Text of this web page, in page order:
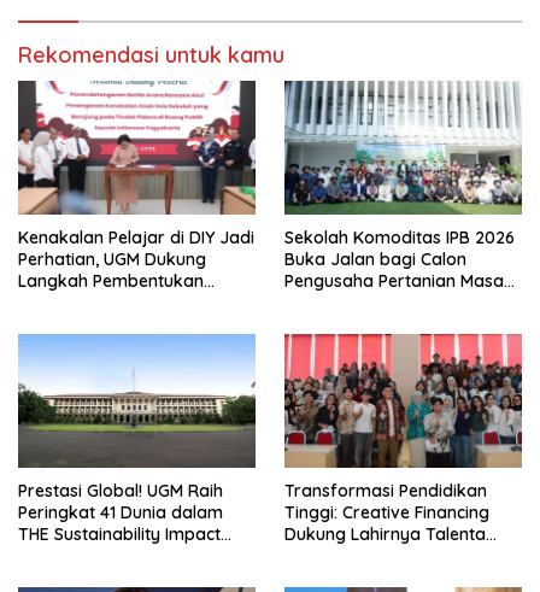
Rekomendasi untuk kamu
Kenakalan Pelajar di DIY Jadi
Perhatian, UGM Dukung
Langkah Pembentukan
Sekolah Komoditas IPB 2026
Buka Jalan bagi Calon
Pengusaha Pertanian Masa
Prestasi Global! UGM Raih
Peringkat 41 Dunia dalam
THE Sustainability Impact
Transformasi Pendidikan
Tinggi: Creative Financing
Dukung Lahirnya Talenta